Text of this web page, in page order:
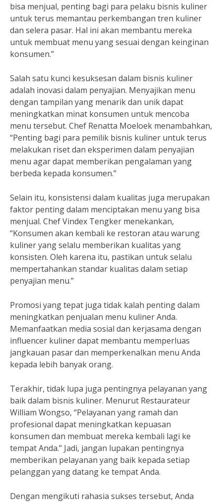
bisa menjual, penting bagi para pelaku bisnis kuliner
untuk terus memantau perkembangan tren kuliner
dan selera pasar. Hal ini akan membantu mereka
untuk membuat menu yang sesuai dengan keinginan
konsumen.”
Salah satu kunci kesuksesan dalam bisnis kuliner
adalah inovasi dalam penyajian. Menyajikan menu
dengan tampilan yang menarik dan unik dapat
meningkatkan minat konsumen untuk mencoba
menu tersebut. Chef Renatta Moeloek menambahkan,
“Penting bagi para pemilik bisnis kuliner untuk terus
melakukan riset dan eksperimen dalam penyajian
menu agar dapat memberikan pengalaman yang
berbeda kepada konsumen.”
Selain itu, konsistensi dalam kualitas juga merupakan
faktor penting dalam menciptakan menu yang bisa
menjual. Chef Vindex Tengker menekankan,
“Konsumen akan kembali ke restoran atau warung
kuliner yang selalu memberikan kualitas yang
konsisten. Oleh karena itu, pastikan untuk selalu
mempertahankan standar kualitas dalam setiap
penyajian menu.”
Promosi yang tepat juga tidak kalah penting dalam
meningkatkan penjualan menu kuliner Anda.
Memanfaatkan media sosial dan kerjasama dengan
influencer kuliner dapat membantu memperluas
jangkauan pasar dan memperkenalkan menu Anda
kepada lebih banyak orang.
Terakhir, tidak lupa juga pentingnya pelayanan yang
baik dalam bisnis kuliner. Menurut Restaurateur
William Wongso, “Pelayanan yang ramah dan
profesional dapat meningkatkan kepuasan
konsumen dan membuat mereka kembali lagi ke
tempat Anda.” Jadi, jangan lupakan pentingnya
memberikan pelayanan yang baik kepada setiap
pelanggan yang datang ke tempat Anda.
Dengan mengikuti rahasia sukses tersebut, Anda